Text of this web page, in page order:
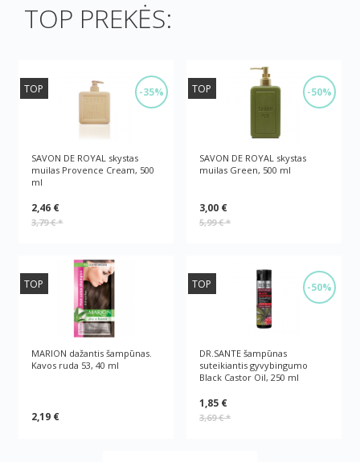
TOP PREKĖS:
-35%
TOP
SAVON DE ROYAL skystas
muilas Provence Cream, 500
ml
2,46 €
3,79 €*
-50%
TOP
SAVON DE ROYAL skystas
muilas Green, 500 ml
3,00 €
5,99 €*
TOP
MARION dažantis šampūnas.
Kavos ruda 53, 40 ml
2,19 €
-50%
TOP
DR.SANTE šampūnas
suteikiantis gyvybingumo
Black Castor Oil, 250 ml
1,85 €
3,69 €*